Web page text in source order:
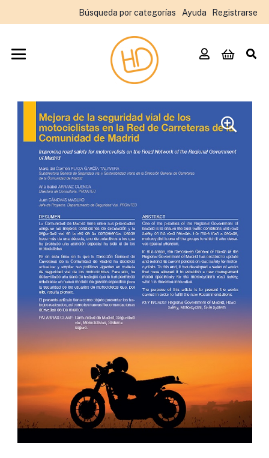
Búsqueda por categorías Ayuda Registrarse